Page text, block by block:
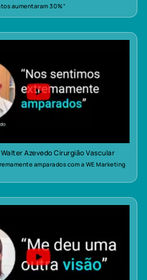
aumentaram 30%”
Azevedo Cirurgião Vascular
amparados com a WE Marketing